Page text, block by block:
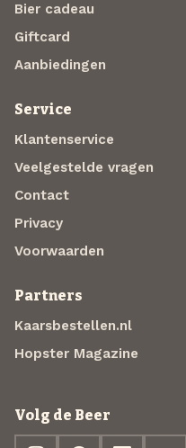
Bier cadeau
Giftcard
Aanbiedingen
Service
Klantenservice
Veelgestelde vragen
Contact
Privacy
Voorwaarden
Partners
Kaarsbestellen.nl
Hopster Magazine
Volg de Beer